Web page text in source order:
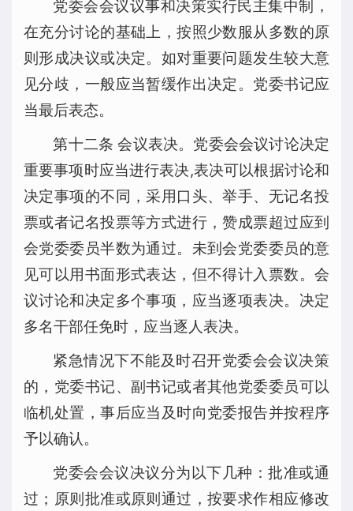
党委会会议议事和决策实行民主集中制，
在充分讨论的基础上，按照少数服从多数的原
则形成决议或决定。如对重要问题发生较大意
见分歧，一般应当暂缓作出决定。党委书记应
当最后表态。
第十二条 会议表决。党委会会议讨论决定
重要事项时应当进行表决,表决可以根据讨论和
决定事项的不同，采用口头、举手、无记名投
票或者记名投票等方式进行，赞成票超过应到
会党委委员半数为通过。未到会党委委员的意
见可以用书面形式表达，但不得计入票数。会
议讨论和决定多个事项，应当逐项表决。决定
多名干部任免时，应当逐人表决。
紧急情况下不能及时召开党委会会议决策
的，党委书记、副书记或者其他党委委员可以
临机处置，事后应当及时向党委报告并按程序
予以确认。
党委会会议决议分为以下几种：批准或通
过；原则批准或原则通过，按要求作相应修改